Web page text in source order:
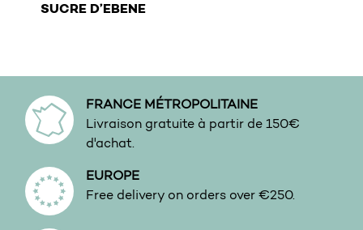
SUCRE D’EBENE
FRANCE MÉTROPOLITAINE
Livraison gratuite à partir de 150€
d'achat.
EUROPE
Free delivery on orders over €250.